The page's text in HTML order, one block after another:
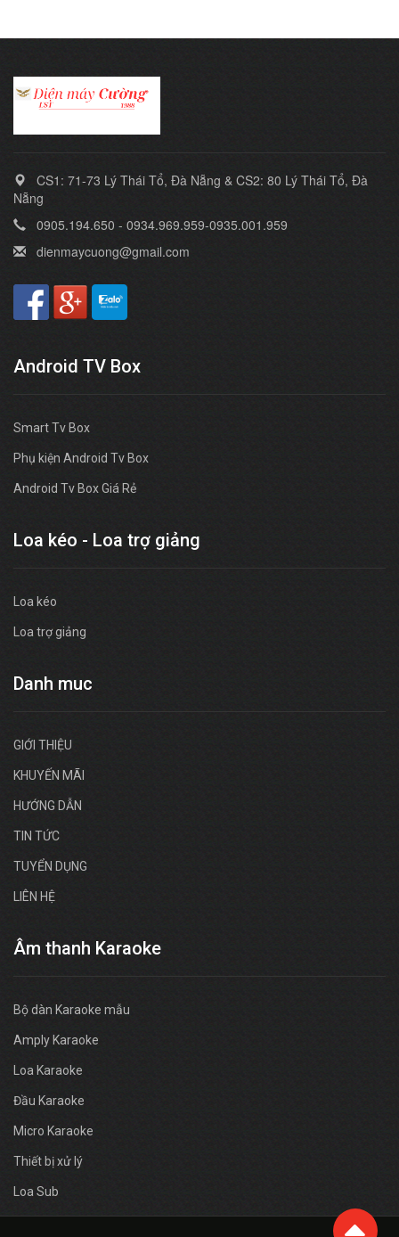
CS1: 71-73 Lý Thái Tổ, Đà Nẵng & CS2: 80 Lý Thái Tổ, Đà
Nẵng
0905.194.650 - 0934.969.959-0935.001.959
dienmaycuong@gmail.com
Android TV Box
Smart Tv Box
Phụ kiện Android Tv Box
Android Tv Box Giá Rẻ
Loa kéo - Loa trợ giảng
Loa kéo
Loa trợ giảng
Danh muc
GIỚI THIỆU
KHUYẾN MÃI
HƯỚNG DẪN
TIN TỨC
TUYỂN DỤNG
LIÊN HỆ
Âm thanh Karaoke
Bộ dàn Karaoke mẫu
Amply Karaoke
Loa Karaoke
Đầu Karaoke
Micro Karaoke
Thiết bị xử lý
Loa Sub